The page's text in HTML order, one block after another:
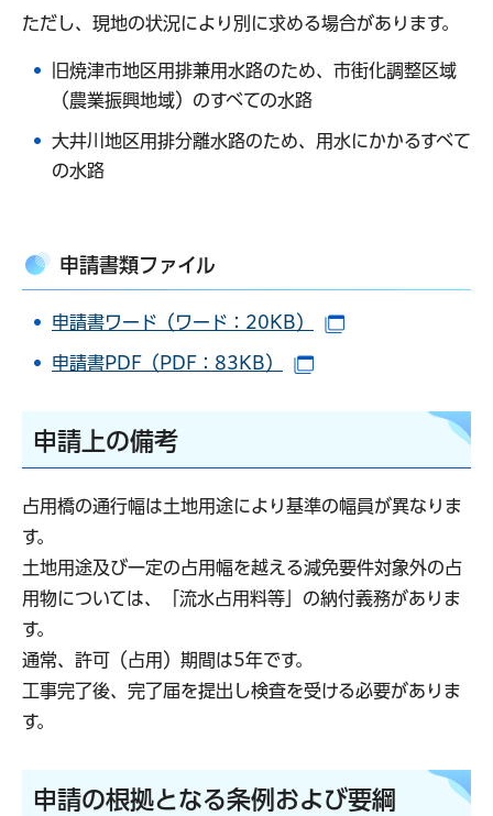
ただし、現地の状況により別に求める場合があります。
旧焼津市地区用排兼用水路のため、市街化調整区域
（農業振興地域）のすべての水路
大井川地区用排分離水路のため、用水にかかるすべて
の水路
申請書類ファイル
申請書ワード（ワード：20KB）
申請書PDF（PDF：83KB）
申請上の備考
占用橋の通行幅は土地用途により基準の幅員が異なりま
す。
土地用途及び一定の占用幅を越える減免要件対象外の占
用物については、「流水占用料等」の納付義務がありま
す。
通常、許可（占用）期間は5年です。
工事完了後、完了届を提出し検査を受ける必要がありま
す。
申請の根拠となる条例および要綱